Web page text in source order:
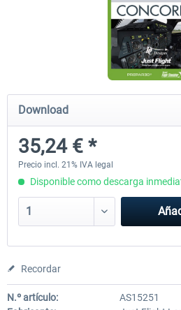
Airbus Bundle
53,21 € *
Download
35,24 € *
Precio incl. 21% IVA legal
Disponible como descarga
Recordar
N.º artículo:
AS15251